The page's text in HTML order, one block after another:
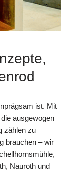
ist. Mit
ausgewogen
zählen zu
brauchen – wir
Nauroth und